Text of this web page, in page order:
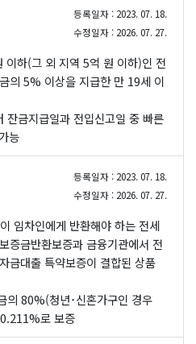
등록일자 : 2023. 07. 18.
수정일자 : 2026. 07. 27.
이하(그 외 지역 5억 원 이하)인 전
의 5% 이상을 지급한 만 19세 이
잔금지급일과 전입신고일 중 빠른
능
등록일자 : 2023. 07. 18.
수정일자 : 2026. 07. 27.
임차인에게 반환해야 하는 전세
증금반환보증과 금융기관에서 전
금대출 특약보증이 결합된 상품
의 80%(청년･신혼가구인 경우
로 보증